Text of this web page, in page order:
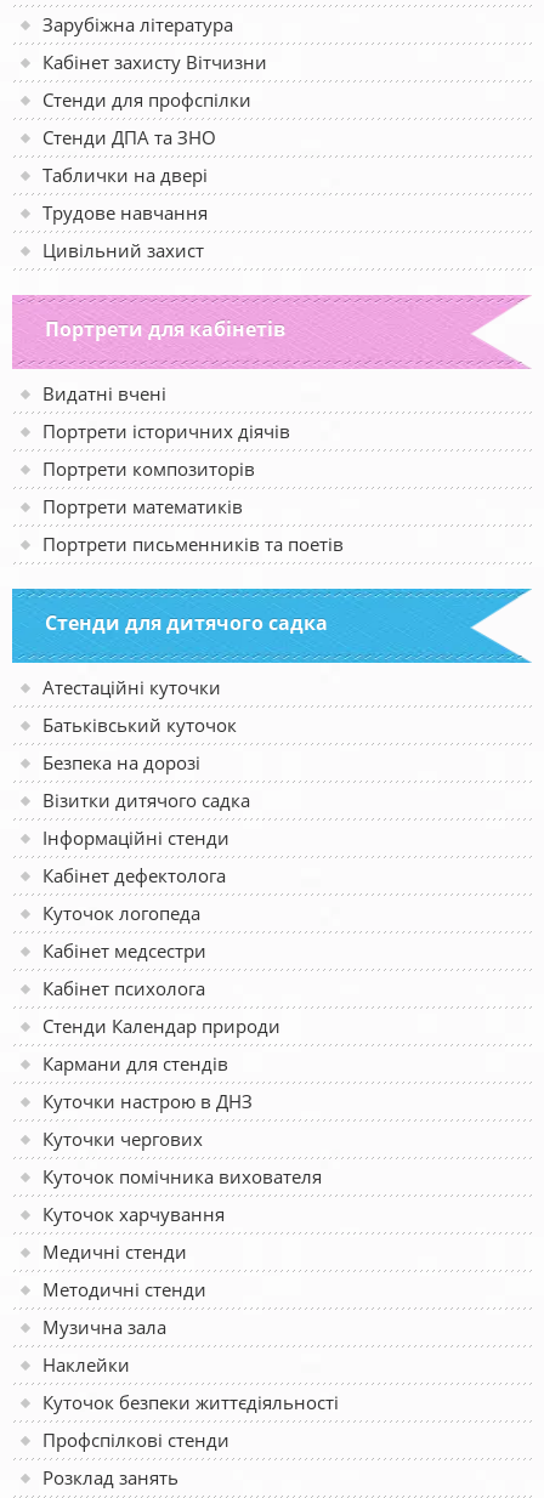
Зарубіжна література
Кабінет захисту Вітчизни
Стенди для профспілки
Стенди ДПА та ЗНО
Таблички на двері
Трудове навчання
Цивільний захист
Портрети для кабінетів
Видатні вчені
Портрети історичних діячів
Портрети композиторів
Портрети математиків
Портрети письменників та поетів
Стенди для дитячого садка
Атестаційні куточки
Батьківський куточок
Безпека на дорозі
Візитки дитячого садка
Інформаційні стенди
Кабінет дефектолога
Куточок логопеда
Кабінет медсестри
Кабінет психолога
Стенди Календар природи
Кармани для стендів
Куточки настрою в ДНЗ
Куточки чергових
Куточок помічника вихователя
Куточок харчування
Медичні стенди
Методичні стенди
Музична зала
Наклейки
Куточок безпеки життєдіяльності
Профспілкові стенди
Розклад занять